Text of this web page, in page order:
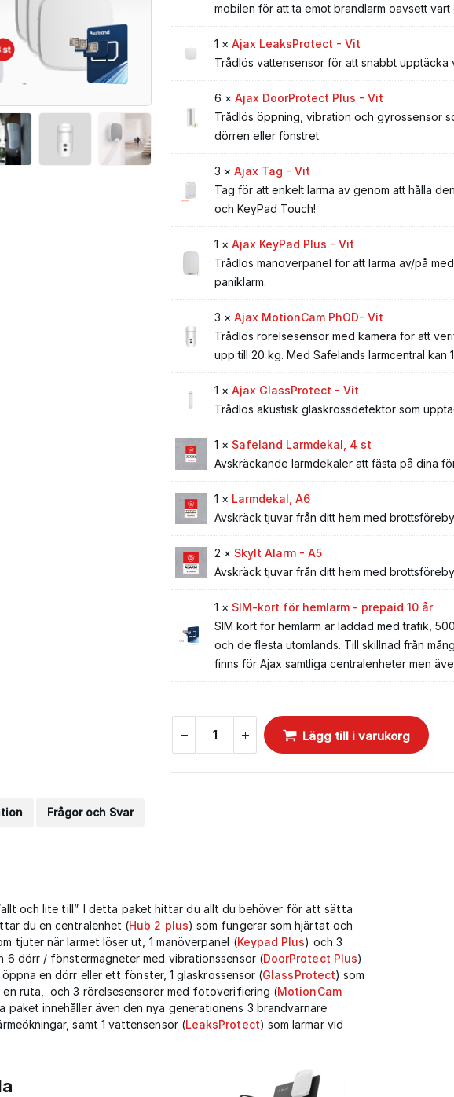
mobilen för att ta emot brandlarm oavsett
1 × Ajax LeaksProtect - Vit
Trådlös vattensensor för att snabbt upptäcka
6 × Ajax DoorProtect Plus - Vit
Trådlös öppning, vibration och gyrossensor
dörren eller fönstret.
3 × Ajax Tag - Vit
Tag för att enkelt larma av genom att hålla
och KeyPad Touch!
1 × Ajax KeyPad Plus - Vit
Trådlös manöverpanel för att larma av/på
paniklarm.
3 × Ajax MotionCam PhOD- Vit
Trådlös rörelsesensor med kamera för att
upp till 20 kg. Med Safelands larmcentral kan
1 × Ajax GlassProtect - Vit
Trådlös akustisk glaskrossdetektor som
1 × Safeland Larmdekal, 4 st
Avskräckande larmdekaler att fästa på dina
1 × Larmdekal, A6
Avskräck tjuvar från ditt hem med
2 × Skylt Alarm - A5
Avskräck tjuvar från ditt hem med
1 × SIM-kort för hemlarm - prepaid 10 år
SIM kort för hemlarm är laddad med trafik,
och de flesta utomlands. Till skillnad från
finns för Ajax samtliga centralenheter men
Lägg till i varukorg
Frågor och Svar
och lite till”. I detta paket hittar du allt du behöver för att sätta
du en centralenhet (Hub 2 plus) som fungerar som hjärtat och
tjuter när larmet löser ut, 1 manöverpanel (Keypad Plus) och 3
6 dörr / fönstermagneter med vibrationssensor (DoorProtect Plus)
en dörr eller ett fönster, 1 glaskrossensor (GlassProtect) som
en ruta, och 3 rörelsesensorer med fotoverifiering (MotionCam
paket innehåller även den nya generationens 3 brandvarnare
samt 1 vattensensor (LeaksProtect) som larmar vid